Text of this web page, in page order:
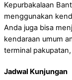
Kepurbakalaan
menggunakan
Anda juga bisa
kendaraan umum
terminal
Jadwal Kunjungan